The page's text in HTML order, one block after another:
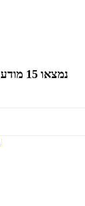
נמצאו 15 מודעות דרושים רלוונטיות לפי סינון